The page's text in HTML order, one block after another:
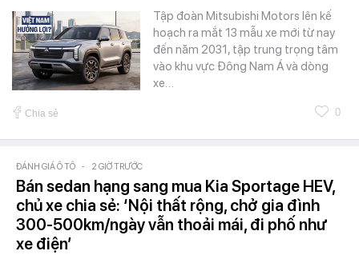
Tập đoàn Mitsubishi Motors lên kế
hoạch ra mắt 13 mẫu xe mới từ nay
đến năm 2031, tập trung trọng tâm
vào khu vực Đông Nam Á và dòng
xe…
Chia sẻ 0
ĐÁNH GIÁ Ô TÔ - 2 GIỜ TRƯỚC
Bán sedan hạng sang mua Kia Sportage HEV,
chủ xe chia sẻ: ‘Nội thất rộng, chở gia đình
300-500km/ngày vẫn thoải mái, đi phố như
xe điện’